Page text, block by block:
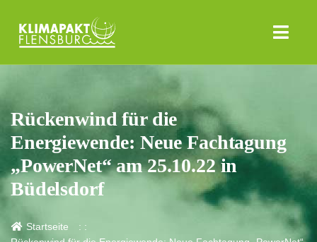
Rückenwind für die
Energiewende: Neue Fachtagung
„PowerNet“ am 25.10.22 in
Büdelsdorf
Startseite